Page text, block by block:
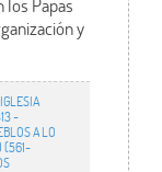
y
-
A LO
(561-